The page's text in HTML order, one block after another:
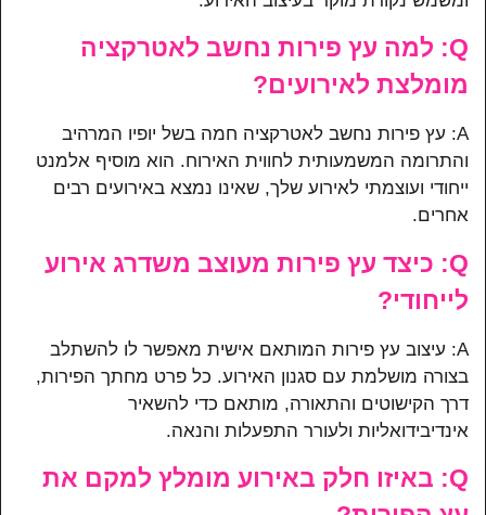
Q: למה עץ פירות נחשב לאטרקציה
מומלצת לאירועים?
A: עץ פירות נחשב לאטרקציה חמה בשל יופיו המרהיב
והתרומה המשמעותית לחווית האירוח. הוא מוסיף אלמנט
ייחודי ועוצמתי לאירוע שלך, שאינו נמצא באירועים רבים
אחרים.
Q: כיצד עץ פירות מעוצב משדרג אירוע
לייחודי?
A: עיצוב עץ פירות המותאם אישית מאפשר לו להשתלב
בצורה מושלמת עם סגנון האירוע. כל פרט מחתך הפירות,
דרך הקישוטים והתאורה, מותאם כדי להשאיר
אינדיבידואליות ולעורר התפעלות והנאה.
Q: באיזו חלק באירוע מומלץ למקם את